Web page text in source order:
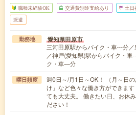
職種未経験OK 交通費別途支給あり 土日
派遣
勤務地 愛知県田原市
三河田原駅からバイク・車---分
／神戸(愛知県)駅からバイク・車
ク・車---分
曜日頻度
週0日～/月1日～OK！ （月～日
け」など色々な働き方ができま
ても大丈夫。 働きたい日、お休
ださい！